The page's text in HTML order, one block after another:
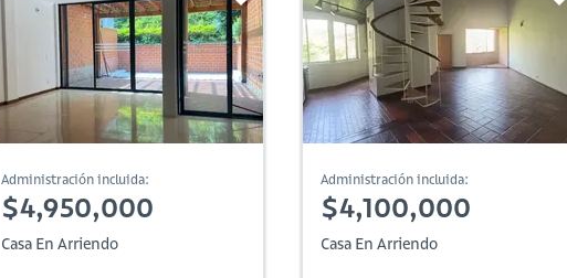
Administración incluida:
$4,950,000
Casa En Arriendo
Administración incluida:
$4,100,000
Casa En Arriendo